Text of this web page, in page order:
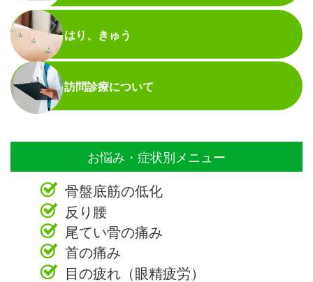
はり、きゅう
訪問診療について
お悩み・症状別メニュー
骨盤底筋の低化
反り腰
尾てい骨の痛み
首の痛み
目の疲れ（眼精疲労）